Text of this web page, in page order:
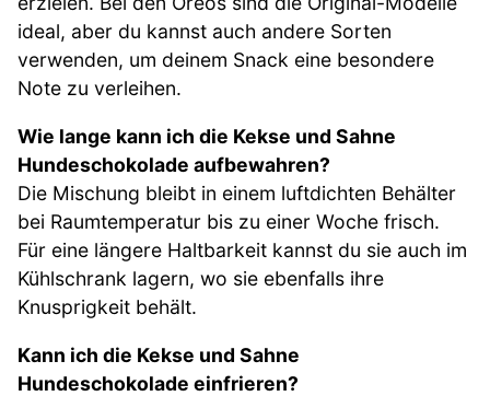
ideal, aber du kannst auch andere Sorten
verwenden, um deinem Snack eine besondere
Note zu verleihen.
Wie lange kann ich die Kekse und Sahne
Hundeschokolade aufbewahren?
Die Mischung bleibt in einem luftdichten Behälter
bei Raumtemperatur bis zu einer Woche frisch.
Für eine längere Haltbarkeit kannst du sie auch im
Kühlschrank lagern, wo sie ebenfalls ihre
Knusprigkeit behält.
Kann ich die Kekse und Sahne
Hundeschokolade einfrieren?